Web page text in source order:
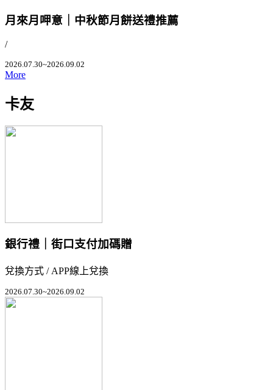
月來月呷意｜中秋節月餅送禮推薦
/
2026.07.30~2026.09.02
More
卡友
銀行禮｜街口支付加碼贈
兌換方式 / APP線上兌換
2026.07.30~2026.09.02